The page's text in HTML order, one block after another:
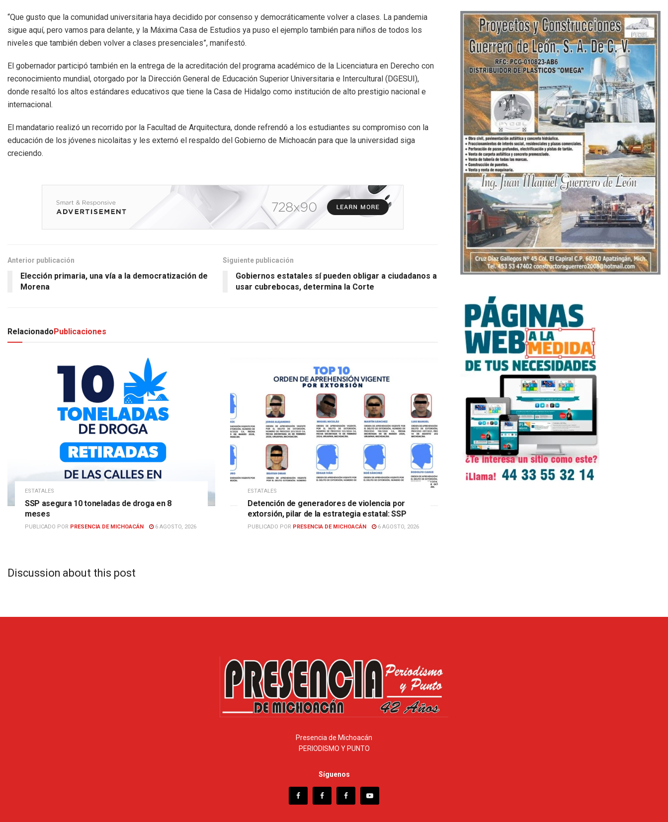
“Que gusto que la comunidad universitaria haya decidido por consenso y democráticamente volver a clases. La pandemia
sigue aquí, pero vamos para delante, y la Máxima Casa de Estudios ya puso el ejemplo también para niños de todos los
niveles que también deben volver a clases presenciales”, manifestó.
El gobernador participó también en la entrega de la acreditación del programa académico de la Licenciatura en Derecho con
reconocimiento mundial, otorgado por la Dirección General de Educación Superior Universitaria e Intercultural (DGESUI),
donde resaltó los altos estándares educativos que tiene la Casa de Hidalgo como institución de alto prestigio nacional e
internacional.
El mandatario realizó un recorrido por la Facultad de Arquitectura, donde refrendó a los estudiantes su compromiso con la
educación de los jóvenes nicolaitas y les externó el respaldo del Gobierno de Michoacán para que la universidad siga
creciendo.
Anterior publicación
Elección primaria, una vía a la democratización de
Morena
Siguiente publicación
Gobiernos estatales sí pueden obligar a ciudadanos a
usar cubrebocas, determina la Corte
Relacionado Publicaciones
ESTATALES
SSP asegura 10 toneladas de droga en 8
meses
PUBLICADO POR PRESENCIA DE MICHOACÁN 6 AGOSTO, 2026
ESTATALES
Detención de generadores de violencia por
extorsión, pilar de la estrategia estatal: SSP
PUBLICADO POR PRESENCIA DE MICHOACÁN 6 AGOSTO, 2026
Discussion about this post
Presencia de Michoacán
PERIODISMO Y PUNTO
Síguenos